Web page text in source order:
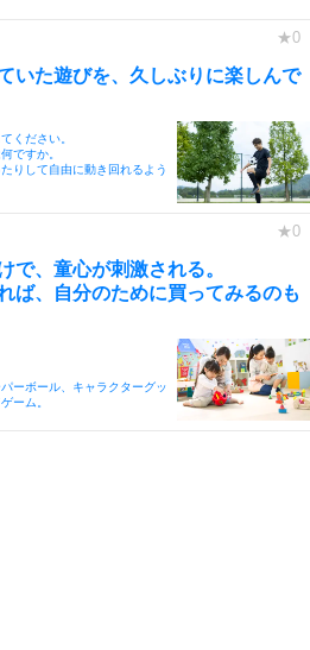
いた遊びを、久しぶりに楽しんで
ください。
ですか。
りして自由に動き回れるよう
で、童心が刺激される。
ば、自分のために買ってみるのも
ーボール、キャラクターグッ
ーム。